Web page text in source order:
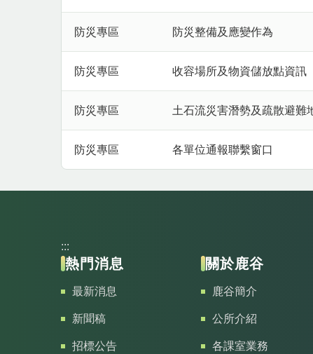
防災專區 防災整備及應變作為
防災專區 收容場所及物資儲放點資訊
防災專區 土石流災害潛勢及疏散避難
防災專區 各單位通報聯繫窗口
:::
熱門消息
最新消息
新聞稿
招標公告
關於鹿谷
鹿谷簡介
公所介紹
各課室業務